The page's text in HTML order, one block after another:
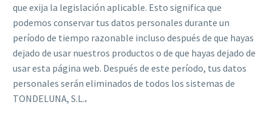
que exija la legislación aplicable. Esto significa que
podemos conservar tus datos personales durante un
período de tiempo razonable incluso después de que hayas
dejado de usar nuestros productos o de que hayas dejado de
usar esta página web. Después de este período, tus datos
personales serán eliminados de todos los sistemas de
TONDELUNA, S.L..